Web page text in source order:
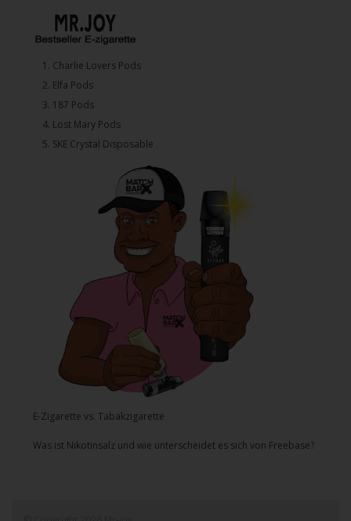
1.⁠ ⁠Charlie Lovers Pods
2.⁠ ⁠⁠Elfa Pods
3.⁠ ⁠⁠187 Pods
4.⁠ ⁠⁠Lost Mary Pods
5.⁠ ⁠⁠SKE Crystal Disposable
E-Zigarette vs. Tabakzigarette
Was ist Nikotinsalz und wie unterscheidet es sich von Freebase?